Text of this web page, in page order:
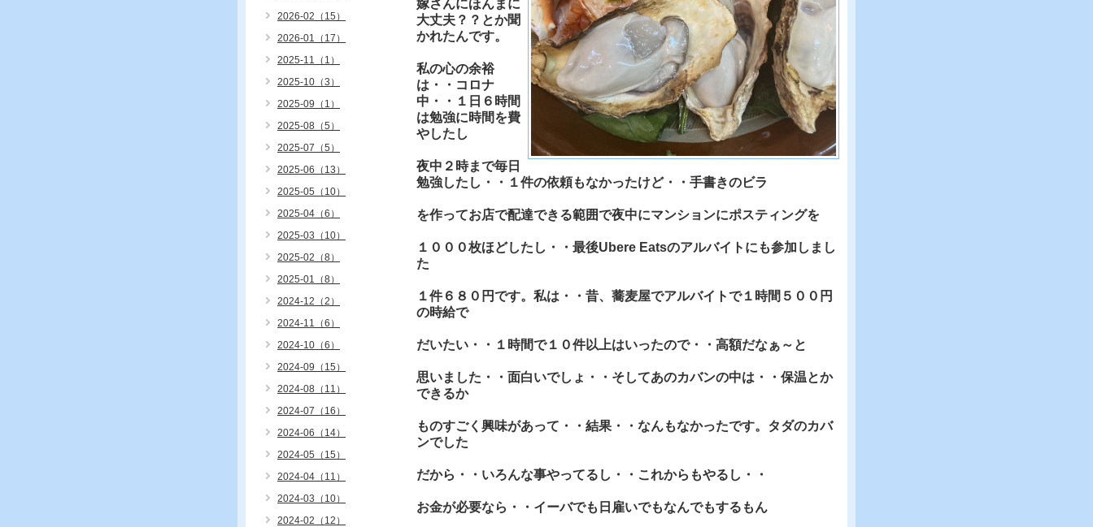
嫁さんにほんまに
大丈夫？？とか聞
かれたんです。
私の心の余裕
は・・コロナ
中・・１日６時間
は勉強に時間を費
やしたし
夜中２時まで毎日
勉強したし・・１件の依頼もなかったけど・・手書きのビラ
を作ってお店で配達できる範囲で夜中にマンションにポスティングを
１０００枚ほどしたし・・最後Ubere Eatsのアルバイトにも参加しまし
た
１件６８０円です。私は・・昔、蕎麦屋でアルバイトで１時間５００円
の時給で
だいたい・・１時間で１０件以上はいったので・・高額だなぁ～と
思いました・・面白いでしょ・・そしてあのカバンの中は・・保温とか
できるか
ものすごく興味があって・・結果・・なんもなかったです。タダのカバ
ンでした
だから・・いろんな事やってるし・・これからもやるし・・
お金が必要なら・・イーバでも日雇いでもなんでもするもん
2026-02（15）
2026-01（17）
2025-11（1）
2025-10（3）
2025-09（1）
2025-08（5）
2025-07（5）
2025-06（13）
2025-05（10）
2025-04（6）
2025-03（10）
2025-02（8）
2025-01（8）
2024-12（2）
2024-11（6）
2024-10（6）
2024-09（15）
2024-08（11）
2024-07（16）
2024-06（14）
2024-05（15）
2024-04（11）
2024-03（10）
2024-02（12）